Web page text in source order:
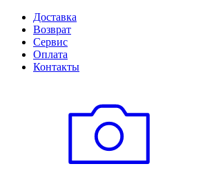
Доставка
Возврат
Сервис
Оплата
Контакты